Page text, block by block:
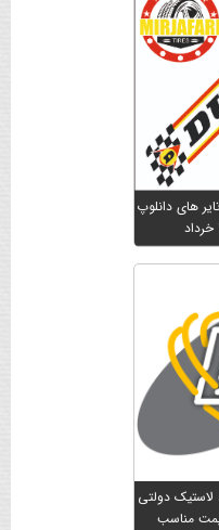
های دانلوپ
لاستیک دولتی
مناسب